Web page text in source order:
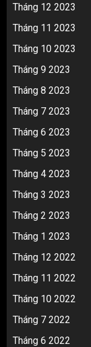
Tháng 12 2023
Tháng 11 2023
Tháng 10 2023
Tháng 9 2023
Tháng 8 2023
Tháng 7 2023
Tháng 6 2023
Tháng 5 2023
Tháng 4 2023
Tháng 3 2023
Tháng 2 2023
Tháng 1 2023
Tháng 12 2022
Tháng 11 2022
Tháng 10 2022
Tháng 7 2022
Tháng 6 2022